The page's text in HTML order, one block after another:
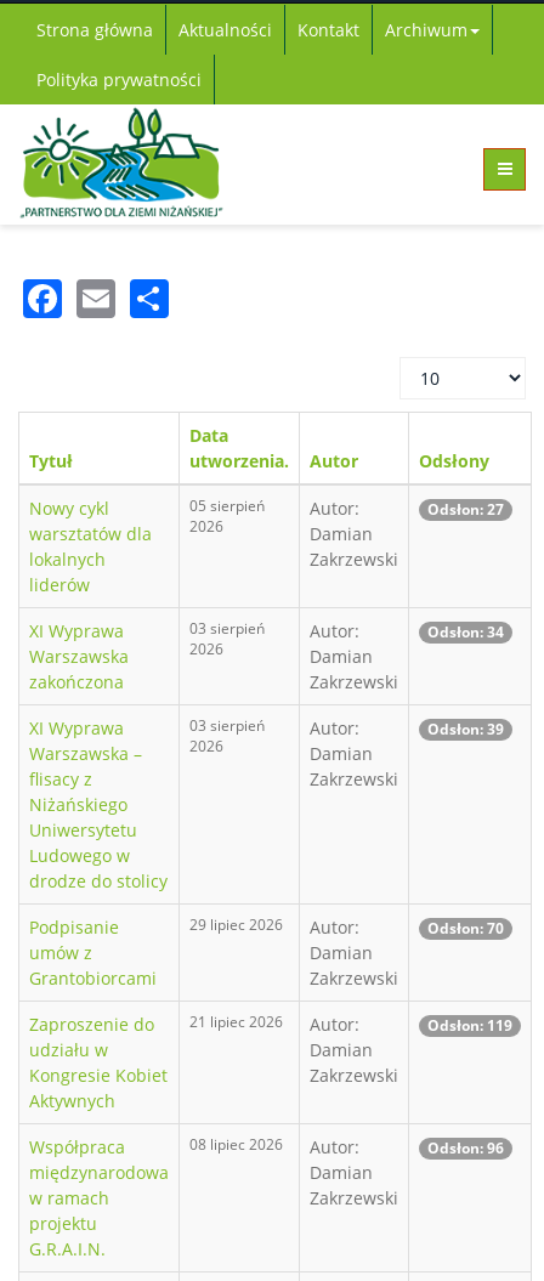
Strona główna Aktualności Kontakt Archiwum
Polityka prywatności
Facebook
Email
Pokaż
Tytuł
Data
utworzenia.
Autor Odsłony
Nowy cykl
warsztatów dla
lokalnych
liderów
05 sierpień
2026
Autor:
Damian
Zakrzewski
Odsłon: 27
XI Wyprawa
Warszawska
zakończona
03 sierpień
2026
Autor:
Damian
Zakrzewski
Odsłon: 34
XI Wyprawa
Warszawska –
flisacy z
Niżańskiego
Uniwersytetu
Ludowego w
drodze do stolicy
03 sierpień
2026
Autor:
Damian
Zakrzewski
Odsłon: 39
Podpisanie
umów z
Grantobiorcami
29 lipiec 2026
Autor:
Damian
Zakrzewski
Odsłon: 70
Zaproszenie do
udziału w
Kongresie Kobiet
Aktywnych
21 lipiec 2026
Autor:
Damian
Zakrzewski
Odsłon: 119
Współpraca
międzynarodowa
w ramach
projektu
G.R.A.I.N.
08 lipiec 2026
Autor:
Damian
Zakrzewski
Odsłon: 96